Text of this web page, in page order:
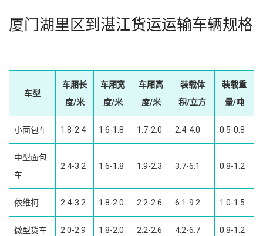
厦门湖里区到湛江货运运输车辆规格
车型
车厢长
度/米
车厢宽
度/米
车厢高
度/米
装载体
积/立方
装载重
量/吨
小面包车 1.8-2.4 1.6-1.8 1.7-2.0 2.4-4.0 0.5-0.8
中型面包
车
2.4-3.2 1.6-1.8 1.9-2.3 3.7-6.1 0.8-1.2
依维柯 2.4-3.2 1.8-2.0 2.2-2.6 6.1-9.2 1.0-1.5
微型货车 2.0-2.9 1.8-2.0 2.2-2.6 4.2-6.7 0.8-1.2